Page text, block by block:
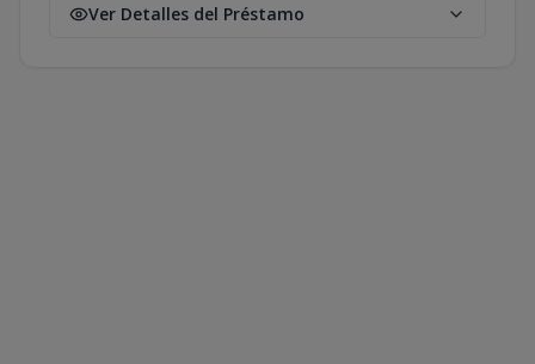
Ver Detalles del Préstamo